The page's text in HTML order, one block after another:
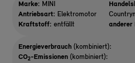
Marke: MINI
Antriebsart: Elektromotor
Kraftstoff: entfällt
anderer
Energieverbrauch (kombiniert):
CO2-Emissionen (kombiniert):